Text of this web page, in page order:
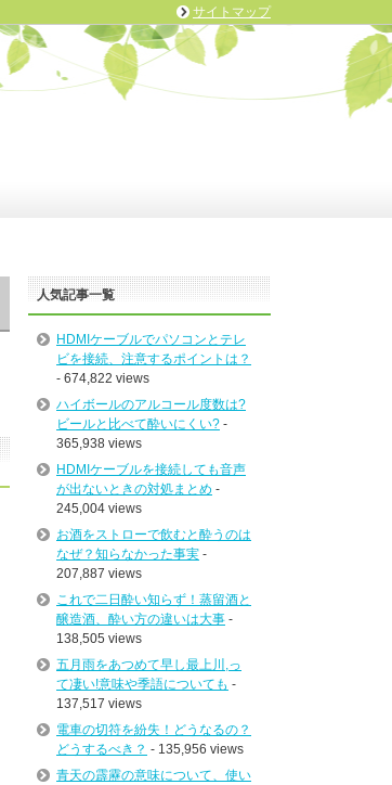
人気記事一覧
HDMIケーブルでパソコンとテレ
ビを接続、注意するポイントは？
- 674,822 views
ハイボールのアルコール度数は?
ビールと比べて酔いにくい? -
365,938 views
HDMIケーブルを接続しても音声
が出ないときの対処まとめ -
245,004 views
お酒をストローで飲むと酔うのは
なぜ？知らなかった事実 -
207,887 views
これで二日酔い知らず！蒸留酒と
醸造酒、酔い方の違いは大事 -
138,505 views
五月雨をあつめて早し最上川,っ
て凄い!意味や季語についても -
137,517 views
電車の切符を紛失！どうなるの？
どうするべき？ - 135,956 views
青天の霹靂の意味について、使い
サイトマップ